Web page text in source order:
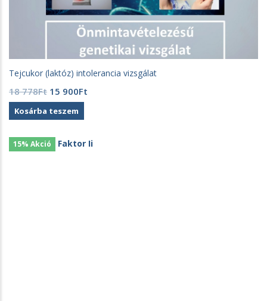
Tejcukor (laktóz) intolerancia vizsgálat
18 778Ft Original
price
was:
778Ft.
15 900Ft
900Ft.
Kosárba teszem
15% Akció